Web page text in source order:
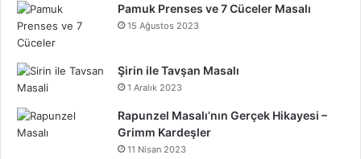
Pamuk Prenses ve 7 Cüceler Masalı
15 Ağustos 2023
Şirin ile Tavşan Masalı
1 Aralık 2023
Rapunzel Masalı’nın Gerçek Hikayesi –
Grimm Kardeşler
11 Nisan 2023